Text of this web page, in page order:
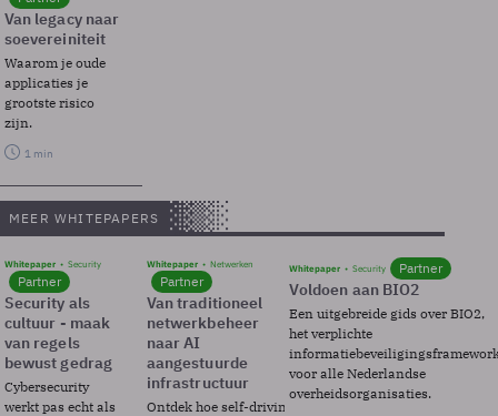
Van legacy naar
soevereiniteit
Waarom je oude
applicaties je
grootste risico
zijn.
1 min
MEER WHITEPAPERS
Whitepaper Security
Partner
Security als
cultuur - maak
van regels
bewust gedrag
Cybersecurity
werkt pas echt als
Whitepaper Netwerken
Partner
Van traditioneel
netwerkbeheer
naar AI
aangestuurde
infrastructuur
Ontdek hoe self-driving
Whitepaper Security Partner
Voldoen aan BIO2
Een uitgebreide gids over BIO2,
het verplichte
voor alle Nederlandse
overheidsorganisaties.